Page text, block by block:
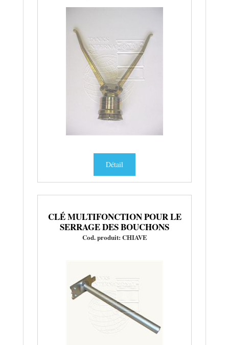
Détail
CLÉ MULTIFONCTION POUR LE
SERRAGE DES BOUCHONS
Cod. produit: CHIAVE